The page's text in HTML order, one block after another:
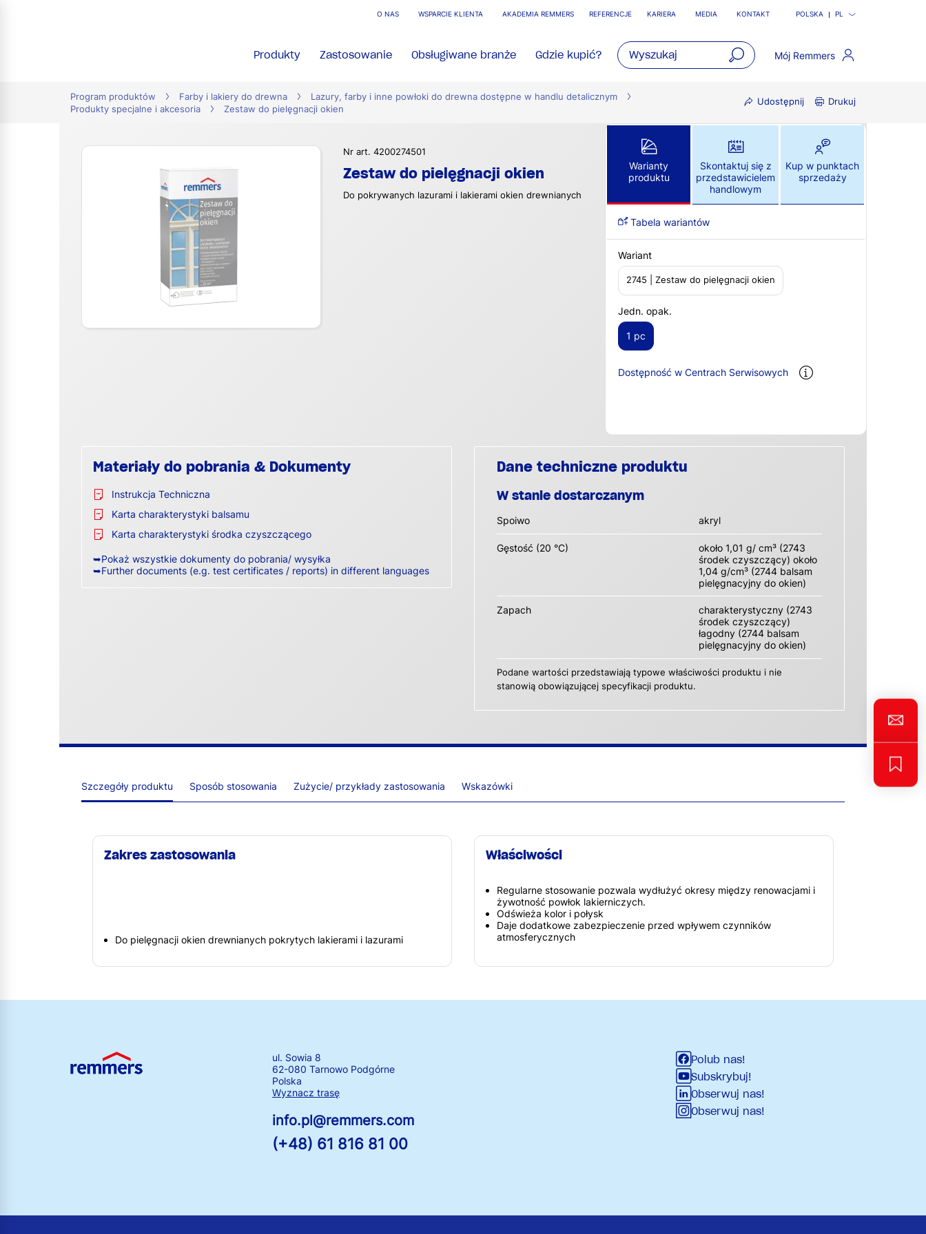
O NAS WSPARCIE KLIENTA AKADEMIA REMMERS REFERENCJE KARIERA MEDIA KONTAKT POLSKA PL
Produkty Zastosowanie Obsługiwane branże Gdzie kupić? Mój Remmers
Program produktów Farby i lakiery do drewna
Lazury, farby i inne powłoki do drewna dostępne w handlu detalicznym
Produkty specjalne i akcesoria
Zestaw do pielęgnacji okien
Udostępnij Drukuj
Nr art. 4200274501
Zestaw do pielęgnacji okien
Do pokrywanych lazurami i lakierami okien drewnianych
Warianty
produktu
Skontaktuj się z
przedstawicielem
handlowym
Kup w punktach
sprzedaży
Tabela wariantów
Wariant
2745 | Zestaw do pielęgnacji okien
Jedn. opak.
1 pc
Dostępność w Centrach Serwisowych
Materiały do pobrania & Dokumenty
Instrukcja Techniczna
Karta charakterystyki balsamu
Karta charakterystyki środka czyszczącego
➥Pokaż wszystkie dokumenty do pobrania/ wysyłka
➥Further documents (e.g. test certificates / reports) in different languages
Dane techniczne produktu
W stanie dostarczanym
Spoiwo akryl
Gęstość (20 °C)
około 1,01 g/ cm³ (2743
środek czyszczący) około
1,04 g/cm³ (2744 balsam
pielęgnacyjny do okien)
Zapach
charakterystyczny (2743
środek czyszczący)
łagodny (2744 balsam
pielęgnacyjny do okien)
Podane wartości przedstawiają typowe właściwości produktu i nie
stanowią obowiązującej specyfikacji produktu.
Szczegóły produktu Sposób stosowania Zużycie/ przykłady zastosowania Wskazówki
Zakres zastosowania
Do pielęgnacji okien drewnianych pokrytych lakierami i lazurami
Właściwości
Regularne stosowanie pozwala wydłużyć okresy między renowacjami i
żywotność powłok lakierniczych.
Odświeża kolor i połysk
Daje dodatkowe zabezpieczenie przed wpływem czynników
atmosferycznych
ul. Sowia 8
62-080 Tarnowo Podgórne
Polska
Wyznacz trasę
info.pl@remmers.com
(+48) 61 816 81 00
Polub nas!
Subskrybuj!
Obserwuj nas!
Obserwuj nas!